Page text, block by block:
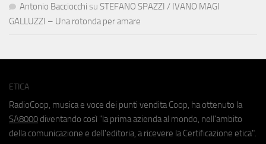
Antonio Bacciocchi su STEFANO SPAZZI / IVANO MAGI
GALLUZZI – Una rotonda per amare
ETICA
RadioCoop, musica e voce dei punti vendita Coop, ha ottenuto la
SA8000 diventando così "la prima azienda al mondo, nell'ambito
della comunicazione e dell'editoria, a ricevere la Certificazione etica".